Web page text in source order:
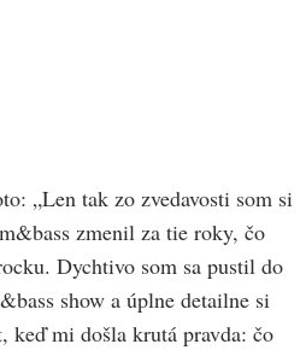
„Len tak zo zvedavosti som si
zmenil za tie roky, čo
Dychtivo som sa pustil do
show a úplne detailne si
keď mi došla krutá pravda: čo